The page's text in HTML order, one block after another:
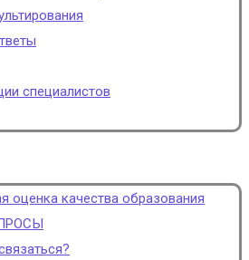
специалистов
оценка качества образования